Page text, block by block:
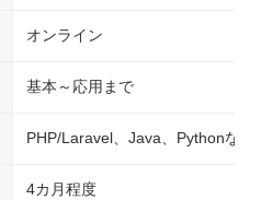
オンライン
基本～応用まで
PHP/Laravel、Java、Pythonなど
4カ月程度